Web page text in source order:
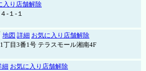
入り店舗解除
-１-１
地図 詳細 お気に入り店舗解除
丁目3番1号 テラスモール湘南4F
細 お気に入り店舗解除